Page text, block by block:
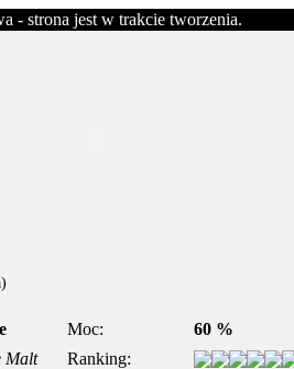
- strona jest w trakcie tworzenia.
Moc:
60 %
Malt
Ranking: